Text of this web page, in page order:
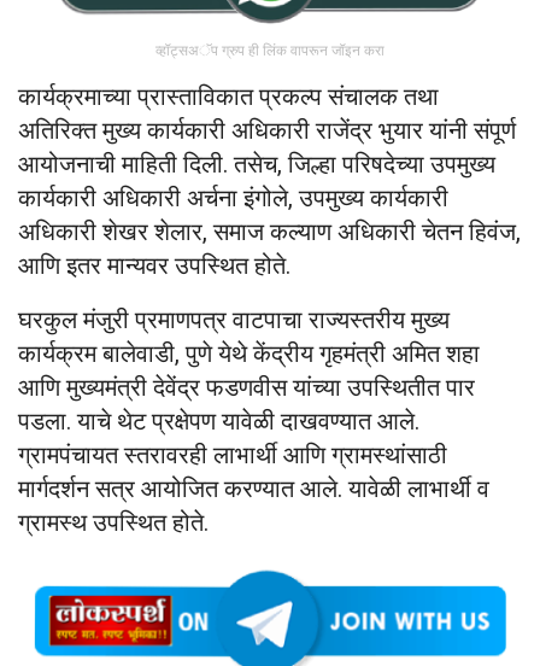
व्हॉट्सअॅप ग्रुप ही लिंक वापरून जॉइन करा
कार्यक्रमाच्या प्रास्ताविकात प्रकल्प संचालक तथा
अतिरिक्त मुख्य कार्यकारी अधिकारी राजेंद्र भुयार यांनी संपूर्ण
आयोजनाची माहिती दिली. तसेच, जिल्हा परिषदेच्या उपमुख्य
कार्यकारी अधिकारी अर्चना इंगोले, उपमुख्य कार्यकारी
अधिकारी शेखर शेलार, समाज कल्याण अधिकारी चेतन हिवंज,
आणि इतर मान्यवर उपस्थित होते.
घरकुल मंजुरी प्रमाणपत्र वाटपाचा राज्यस्तरीय मुख्य
कार्यक्रम बालेवाडी, पुणे येथे केंद्रीय गृहमंत्री अमित शहा
आणि मुख्यमंत्री देवेंद्र फडणवीस यांच्या उपस्थितीत पार
पडला. याचे थेट प्रक्षेपण यावेळी दाखवण्यात आले.
ग्रामपंचायत स्तरावरही लाभार्थी आणि ग्रामस्थांसाठी
मार्गदर्शन सत्र आयोजित करण्यात आले. यावेळी लाभार्थी व
ग्रामस्थ उपस्थित होते.